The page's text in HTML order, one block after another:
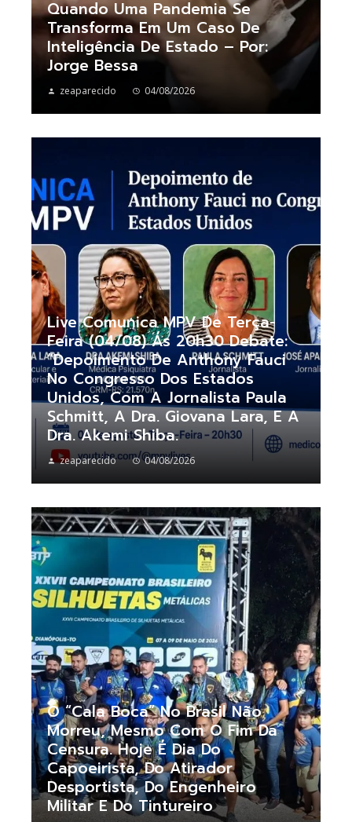
Quando Uma Pandemia Se
Transforma Em Um Caso De
Inteligência De Estado – Por:
Jorge Bessa
zeaparecido 04/08/2026
Live Comunica MPV De Terça-
Feira (04/08) Ás 20h30 Debate:
“Depoimento De Anthony Fauci
No Congresso Dos Estados
Unidos, Com A Jornalista Paula
Schmitt, A Dra. Giovana Lara, E A
Dra. Akemi Shiba.
zeaparecido 04/08/2026
O “cala Boca” No Brasil Não
Morreu, Mesmo Com O Fim Da
Censura. Hoje É Dia Do
Capoeirista, Do Atirador
Desportista, Do Engenheiro
Militar E Do Tintureiro